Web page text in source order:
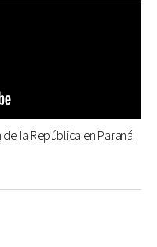
la República en Paraná